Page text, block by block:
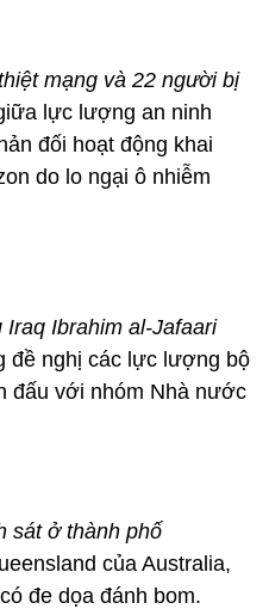
mạng và 22 người bị
lực lượng an ninh
đối hoạt động khai
do lo ngại ô nhiễm
Ibrahim al-Jafaari
đề nghị các lực lượng bộ
đấu với nhóm Nhà nước
sát ở thành phố
của Australia,
đe dọa đánh bom.